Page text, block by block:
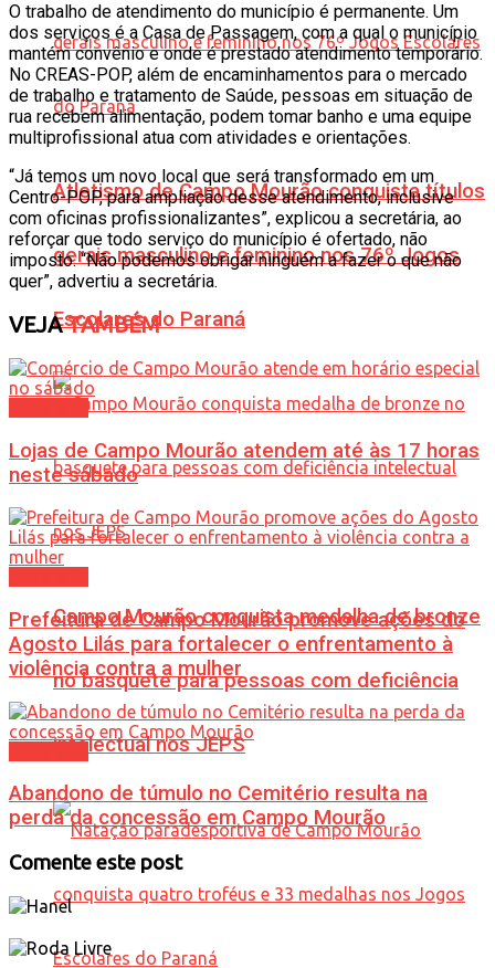
Atletismo de Campo Mourão conquista títulos
gerais masculino e feminino nos 76º Jogos
Escolares do Paraná
Campo Mourão conquista medalha de bronze
no basquete para pessoas com deficiência
intelectual nos JEPS
O trabalho de atendimento do município é permanente. Um
dos serviços é a Casa de Passagem, com a qual o município
mantém convênio e onde é prestado atendimento temporário.
No CREAS-POP, além de encaminhamentos para o mercado
de trabalho e tratamento de Saúde, pessoas em situação de
rua recebem alimentação, podem tomar banho e uma equipe
multiprofissional atua com atividades e orientações.
“Já temos um novo local que será transformado em um
Centro-POP, para ampliação desse atendimento, inclusive
com oficinas profissionalizantes”, explicou a secretária, ao
reforçar que todo serviço do município é ofertado, não
imposto. “Não podemos obrigar ninguém a fazer o que não
quer”, advertiu a secretária.
VEJATAMBÉM
Lojas de Campo Mourão atendem até às 17 horas
neste sábado
Prefeitura de Campo Mourão promove ações do
Agosto Lilás para fortalecer o enfrentamento à
violência contra a mulher
Abandono de túmulo no Cemitério resulta na
perda da concessão em Campo Mourão
Comente este post